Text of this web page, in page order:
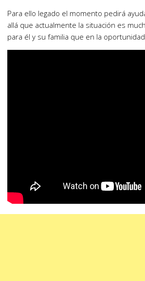
Para ello legado el momento pedirá
allá que actualmente la situación es
para él y su familia que en la